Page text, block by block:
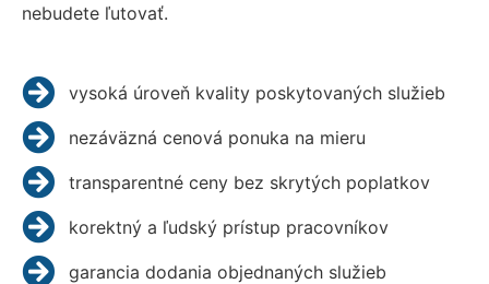
nebudete ľutovať.
vysoká úroveň kvality poskytovaných služieb
nezáväzná cenová ponuka na mieru
transparentné ceny bez skrytých poplatkov
korektný a ľudský prístup pracovníkov
garancia dodania objednaných služieb